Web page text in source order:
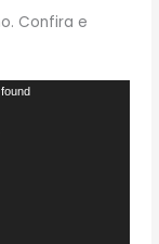
Confira e